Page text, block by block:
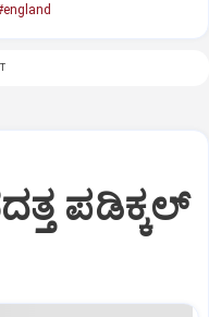
ಪಡಿಕ್ಕಲ್‌